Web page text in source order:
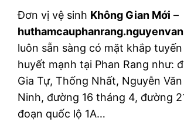
Đơn vị vệ sinh Không Gian Mới –
luôn sẵn sàng có mặt khắp
huyết mạnh tại Phan Rang như:
Gia Tự, Thống Nhất, Nguyễn Văn
Ninh, đường 16 tháng 4, đường
đoạn quốc lộ 1A…